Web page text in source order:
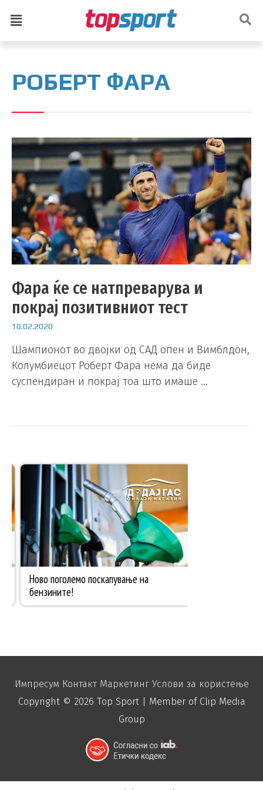
РОБЕРТ ФАРА
Фара ќе се натпреварува и
покрај позитивниот тест
10.02.2020
Шампионот во двојки од САД опен и Вимблдон,
Колумбиецот Роберт Фара нема да биде
суспендиран и покрај тоа што имаше …
Импресум Контакт Маркетинг Услови за користење
Copyright © 2026 Top Sport| Member of Clip Media
Group